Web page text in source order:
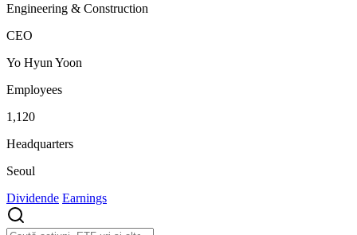
Engineering & Construction
CEO
Yo Hyun Yoon
Employees
1,120
Headquarters
Seoul
Dividende Earnings